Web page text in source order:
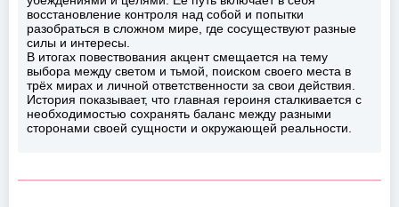
восстановление контроля над собой и попытки
разобраться в сложном мире, где сосуществуют разные
силы и интересы.
В итогах повествования акцент смещается на тему
выбора между светом и тьмой, поиском своего места в
трёх мирах и личной ответственности за свои действия.
История показывает, что главная героиня сталкивается с
необходимостью сохранять баланс между разными
сторонами своей сущности и окружающей реальности.